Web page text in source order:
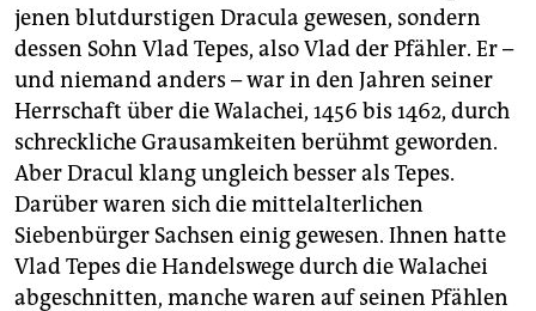
jenen blutdurstigen Dracula gewesen, sondern
dessen Sohn Vlad Tepes, also Vlad der Pfähler. Er –
und niemand anders – war in den Jahren seiner
Herrschaft über die Walachei, 1456 bis 1462, durch
schreckliche Grausamkeiten berühmt geworden.
Aber Dracul klang ungleich besser als Tepes.
Darüber waren sich die mittelalterlichen
Siebenbürger Sachsen einig gewesen. Ihnen hatte
Vlad Tepes die Handelswege durch die Walachei
abgeschnitten, manche waren auf seinen Pfählen